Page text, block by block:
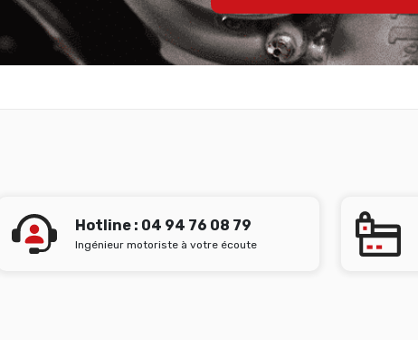
Hotline : 04 94 76 08 79
Ingénieur motoriste à votre écoute